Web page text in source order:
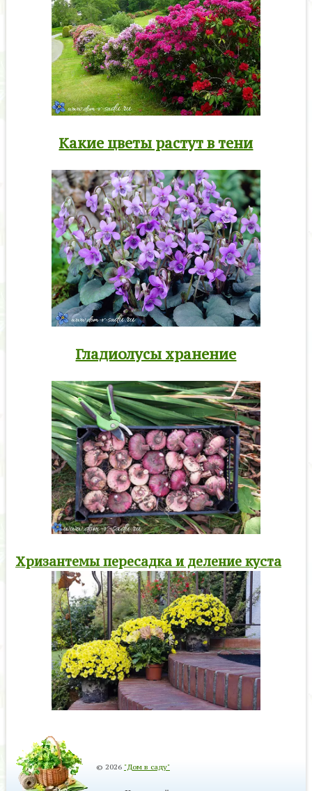
Какие цветы растут в тени
Гладиолусы хранение
Хризантемы пересадка и деление куста
© 2026 "Дом в саду"